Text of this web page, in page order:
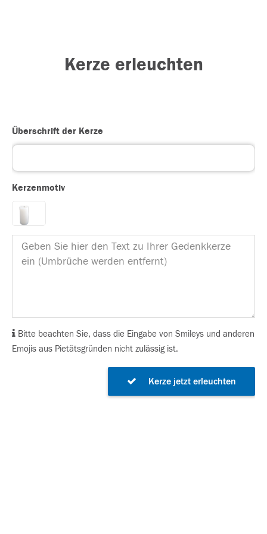
Kerze erleuchten
Überschrift der Kerze
Kerzenmotiv
Bitte beachten Sie, dass die Eingabe von Smileys und anderen
Emojis aus Pietätsgründen nicht zulässig ist.
Kerze jetzt erleuchten